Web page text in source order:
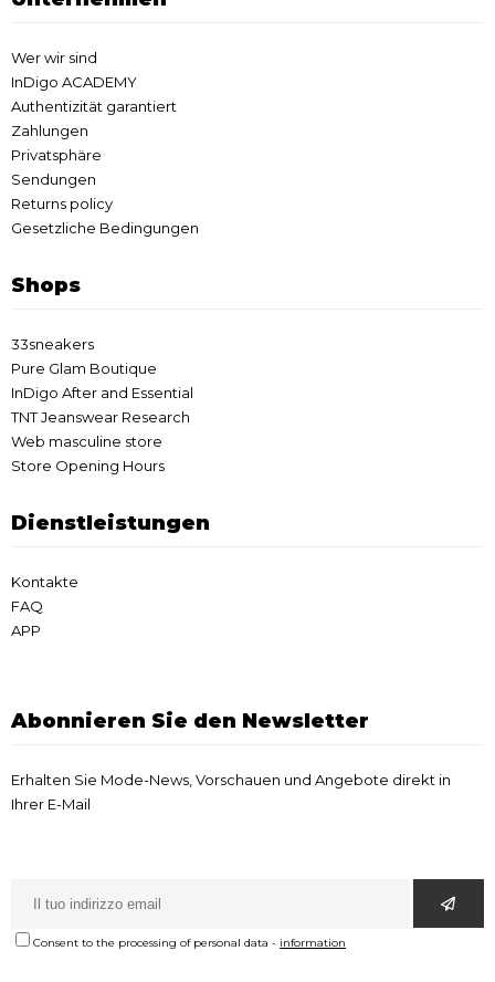
Wer wir sind
InDigo ACADEMY
Authentizität garantiert
Zahlungen
Privatsphäre
Sendungen
Returns policy
Gesetzliche Bedingungen
Shops
33sneakers
Pure Glam Boutique
InDigo After and Essential
TNT Jeanswear Research
Web masculine store
Store Opening Hours
Dienstleistungen
Kontakte
FAQ
APP
Abonnieren Sie den Newsletter
Erhalten Sie Mode-News, Vorschauen und Angebote direkt in
Ihrer E-Mail
Consent to the processing of personal data - information